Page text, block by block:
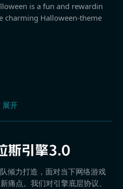
is a fun and rewardin
charming Halloween-theme
展开
倾力打造，面对当下网络游戏
痛点。我们对引擎底层协议、